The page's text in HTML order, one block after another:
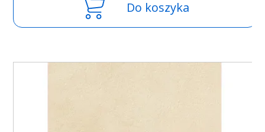
Do koszyka